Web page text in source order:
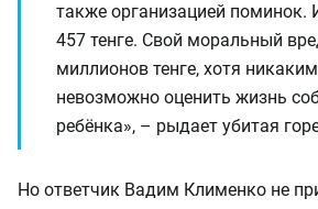
также организацией поминок.
457 тенге. Свой моральный
миллионов тенге, хотя
невозможно оценить жизнь
ребёнка», – рыдает убитая
Но ответчик Вадим Клименко не